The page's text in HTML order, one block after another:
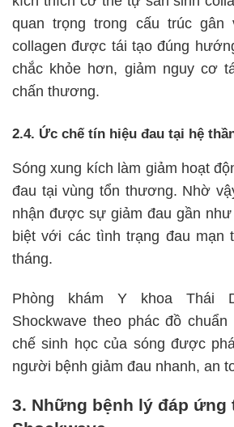
quan trọng trong cấu trúc gân
collagen được tái tạo đúng
chắc khỏe hơn, giảm nguy cơ
chấn thương.
2.4. Ức chế tín hiệu đau tại hệ
Sóng xung kích làm giảm hoạt
đau tại vùng tổn thương. Nhờ
nhận được sự giảm đau gần
biệt với các tình trạng đau mạn
tháng.
Phòng khám Y khoa Thái
Shockwave theo phác đồ
chế sinh học của sóng được
người bệnh giảm đau nhanh, an
3. Những bệnh lý đáp ứng